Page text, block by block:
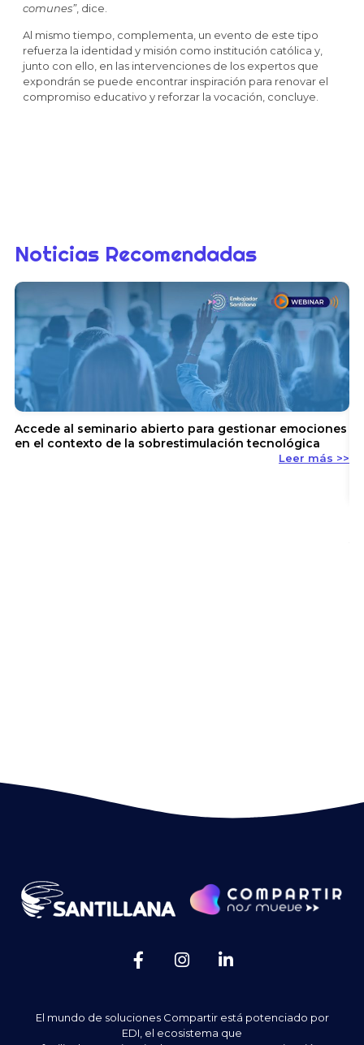
comunes”, dice.
Al mismo tiempo, complementa, un evento de este tipo
refuerza la identidad y misión como institución católica y,
junto con ello, en las intervenciones de los expertos que
expondrán se puede encontrar inspiración para renovar el
compromiso educativo y reforzar la vocación, concluye.
Noticias Recomendadas
Accede al seminario abierto para gestionar emociones
en el contexto de la sobrestimulación tecnológica
Leer más >>
El mundo de soluciones Compartir está potenciado por
EDI, el ecosistema que